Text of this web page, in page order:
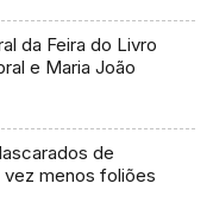
da Feira do Livro
e Maria João
de
vez menos foliões